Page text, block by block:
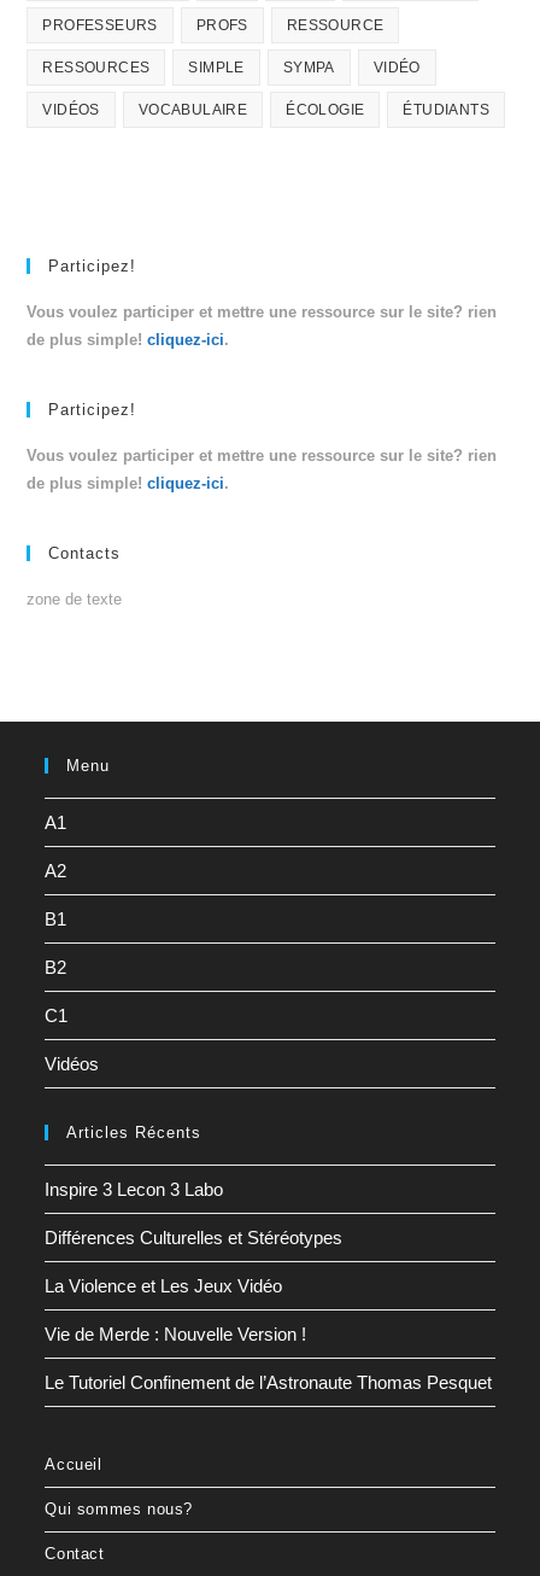
PROFESSEURS PROFS RESSOURCE
RESSOURCES SIMPLE SYMPA VIDÉO
VIDÉOS VOCABULAIRE ÉCOLOGIE ÉTUDIANTS
Participez!
Vous voulez participer et mettre une ressource sur le site? rien
de plus simple!cliquez-ici.
Participez!
Vous voulez participer et mettre une ressource sur le site? rien
de plus simple!cliquez-ici.
Contacts
zone de texte
Menu
A1
A2
B1
B2
C1
Vidéos
Articles Récents
Inspire 3 Lecon 3 Labo
Différences Culturelles et Stéréotypes
La Violence et Les Jeux Vidéo
Vie de Merde : Nouvelle Version !
Le Tutoriel Confinement de l’Astronaute Thomas Pesquet
Accueil
Qui sommes nous?
Contact